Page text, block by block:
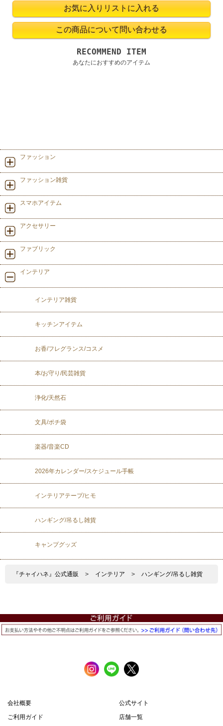
RECOMMEND ITEM
あなたにおすすめのアイテム
ファッション
ファッション雑貨
スマホアイテム
アクセサリー
ファブリック
インテリア
インテリア雑貨
キッチンアイテム
お香/フレグランス/コスメ
本/お守り/民芸雑貨
浄化/天然石
文具/ポチ袋
楽器/音楽CD
2026年カレンダー/スケジュール手帳
インテリアテープ/ヒモ
ハンギング/吊るし雑貨
キャンプグッズ
『チャイハネ』公式通販 > インテリア > ハンギング/吊るし雑貨
会社概要
公式サイト
ご利用ガイド
店舗一覧